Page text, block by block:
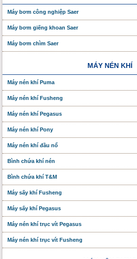
Máy bơm công nghiệp Saer
Máy bơm giếng khoan Saer
Máy bơm chìm Saer
MÁY NÉN KHÍ
Máy nén khí Puma
Máy nén khí Fusheng
Máy nén khí Pegasus
Máy nén khí Pony
Máy nén khí đầu nổ
Bình chứa khí nén
Bình chứa khí T&M
Máy sấy khí Fusheng
Máy sấy khí Pegasus
Máy nén khí trục vít Pegasus
Máy nén khí trục vít Fusheng